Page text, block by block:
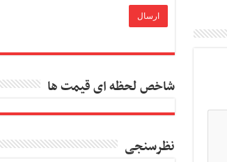
شاخص لحظه ای قیمت ها
نظرسنجی